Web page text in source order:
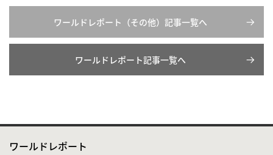
ワールドレポート（その他）記事一覧へ
ワールドレポート記事一覧へ
ワールドレポート